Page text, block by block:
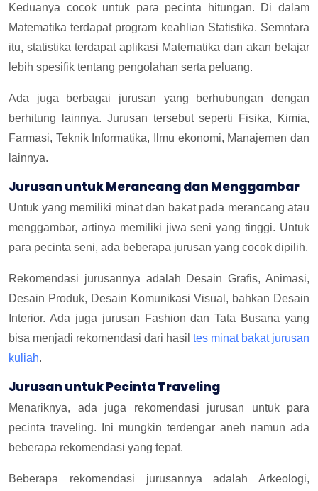
Keduanya cocok untuk para pecinta hitungan. Di dalam
Matematika terdapat program keahlian Statistika. Semntara
itu, statistika terdapat aplikasi Matematika dan akan belajar
lebih spesifik tentang pengolahan serta peluang.
Ada juga berbagai jurusan yang berhubungan dengan
berhitung lainnya. Jurusan tersebut seperti Fisika, Kimia,
Farmasi, Teknik Informatika, Ilmu ekonomi, Manajemen dan
lainnya.
Jurusan untuk Merancang dan Menggambar
Untuk yang memiliki minat dan bakat pada merancang atau
menggambar, artinya memiliki jiwa seni yang tinggi. Untuk
para pecinta seni, ada beberapa jurusan yang cocok dipilih.
Rekomendasi jurusannya adalah Desain Grafis, Animasi,
Desain Produk, Desain Komunikasi Visual, bahkan Desain
Interior. Ada juga jurusan Fashion dan Tata Busana yang
bisa menjadi rekomendasi dari hasil tes minat bakat jurusan
kuliah.
Jurusan untuk Pecinta Traveling
Menariknya, ada juga rekomendasi jurusan untuk para
pecinta traveling. Ini mungkin terdengar aneh namun ada
beberapa rekomendasi yang tepat.
Beberapa rekomendasi jurusannya adalah Arkeologi,